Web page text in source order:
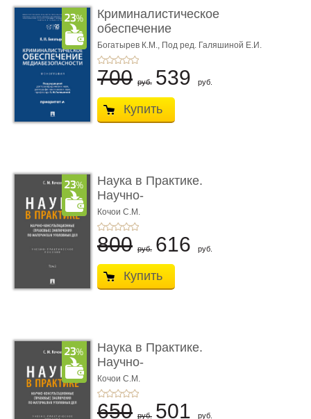
Криминалистическое
обеспечение
медиабезопас� ...
Богатырев К.М., Под ред. Галяшиной Е.И.
700 руб. 539 руб.
Купить
Наука в Практике.
Научно-
консультационные (пра
...
Кочои С.М.
800 руб. 616 руб.
Купить
Наука в Практике.
Научно-
консультационные (пра
...
Кочои С.М.
650 руб. 501 руб.